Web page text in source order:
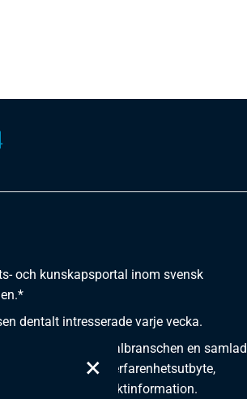
och kunskapsportal inom svensk
dentalt intresserade varje vecka.
inom dentalbranschen en samlad
aktuella händelser, erfarenhetsutbyte,
och produktinformation.
×